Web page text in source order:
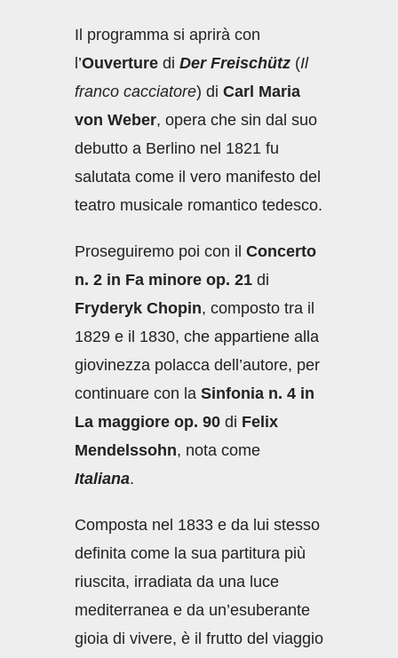
Il programma si aprirà con
l’Ouverture di Der Freischütz (Il
franco cacciatore) di Carl Maria
von Weber, opera che sin dal suo
debutto a Berlino nel 1821 fu
salutata come il vero manifesto del
teatro musicale romantico tedesco.
Proseguiremo poi con il Concerto
n. 2 in Fa minore op. 21 di
Fryderyk Chopin, composto tra il
1829 e il 1830, che appartiene alla
giovinezza polacca dell’autore, per
continuare con la Sinfonia n. 4 in
La maggiore op. 90 di Felix
Mendelssohn, nota come
Italiana.
Composta nel 1833 e da lui stesso
definita come la sua partitura più
riuscita, irradiata da una luce
mediterranea e da un’esuberante
gioia di vivere, è il frutto del viaggio